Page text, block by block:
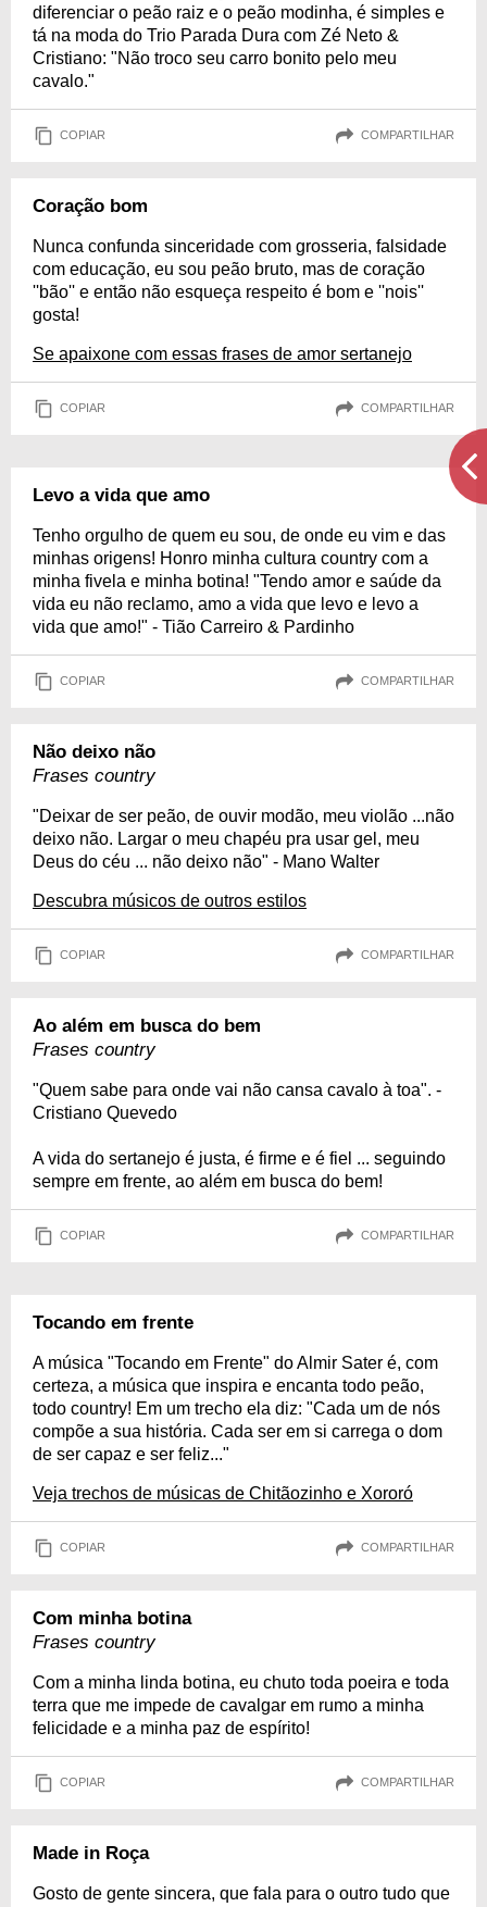
diferenciar o peão raiz e o peão modinha, é simples e
tá na moda do Trio Parada Dura com Zé Neto &
Cristiano: "Não troco seu carro bonito pelo meu
cavalo."
COPIAR COMPARTILHAR
Coração bom
Nunca confunda sinceridade com grosseria, falsidade
com educação, eu sou peão bruto, mas de coração
''bão'' e então não esqueça respeito é bom e ''nois''
gosta!
Se apaixone com essas frases de amor sertanejo
COPIAR COMPARTILHAR
Levo a vida que amo
Tenho orgulho de quem eu sou, de onde eu vim e das
minhas origens! Honro minha cultura country com a
minha fivela e minha botina! "Tendo amor e saúde da
vida eu não reclamo, amo a vida que levo e levo a
vida que amo!" - Tião Carreiro & Pardinho
COPIAR COMPARTILHAR
Não deixo não
Frases country
"Deixar de ser peão, de ouvir modão, meu violão ...não
deixo não. Largar o meu chapéu pra usar gel, meu
Deus do céu ... não deixo não" - Mano Walter
Descubra músicos de outros estilos
COPIAR COMPARTILHAR
Ao além em busca do bem
Frases country
"Quem sabe para onde vai não cansa cavalo à toa". -
Cristiano Quevedo
A vida do sertanejo é justa, é firme e é fiel ... seguindo
sempre em frente, ao além em busca do bem!
COPIAR COMPARTILHAR
Tocando em frente
A música "Tocando em Frente" do Almir Sater é, com
certeza, a música que inspira e encanta todo peão,
todo country! Em um trecho ela diz: "Cada um de nós
compõe a sua história. Cada ser em si carrega o dom
de ser capaz e ser feliz..."
Veja trechos de músicas de Chitãozinho e Xororó
COPIAR COMPARTILHAR
Com minha botina
Frases country
Com a minha linda botina, eu chuto toda poeira e toda
terra que me impede de cavalgar em rumo a minha
felicidade e a minha paz de espírito!
COPIAR COMPARTILHAR
Made in Roça
Gosto de gente sincera, que fala para o outro tudo que